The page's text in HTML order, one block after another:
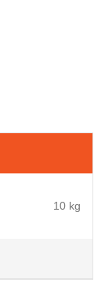
10 kg